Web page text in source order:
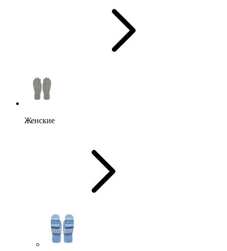
Женские